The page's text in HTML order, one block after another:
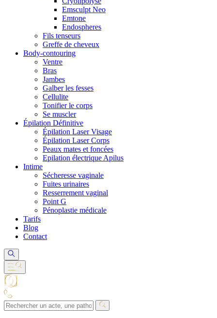
Emsculpt Neo
Emtone
Endospheres
Fils tenseurs
Greffe de cheveux
Body-contouring
Ventre
Bras
Jambes
Galber les fesses
Cellulite
Tonifier le corps
Se muscler
Épilation Définitive
Épilation Laser Visage
Épilation Laser Corps
Peaux mates et foncées
Epilation électrique Apilus
Intime
Sécheresse vaginale
Fuites urinaires
Resserrement vaginal
Point G
Pénoplastie médicale
Tarifs
Blog
Contact